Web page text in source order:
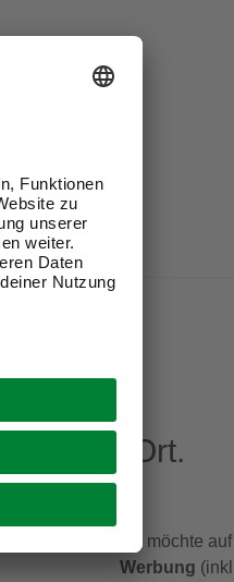
Ort.
Ich möchte
Werbung